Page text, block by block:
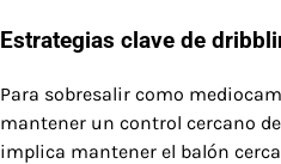
Estrategias clave de
Para sobresalir como
mantener un control cercano
implica mantener el balón